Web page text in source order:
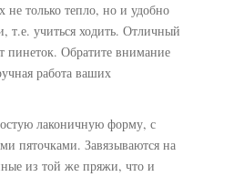
не только тепло, но и удобно
т.е. учиться ходить. Отличный
пинеток. Обратите внимание
работа ваших
лаконичную форму, с
пяточками. Завязываются на
из той же пряжи, что и